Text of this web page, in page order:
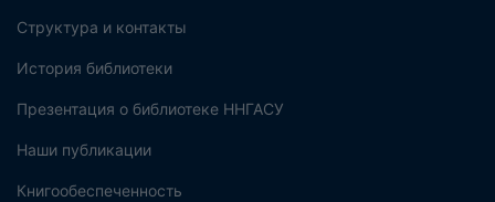
Структура и контакты
История библиотеки
Презентация о библиотеке ННГАСУ
Наши публикации
Книгообеспеченность